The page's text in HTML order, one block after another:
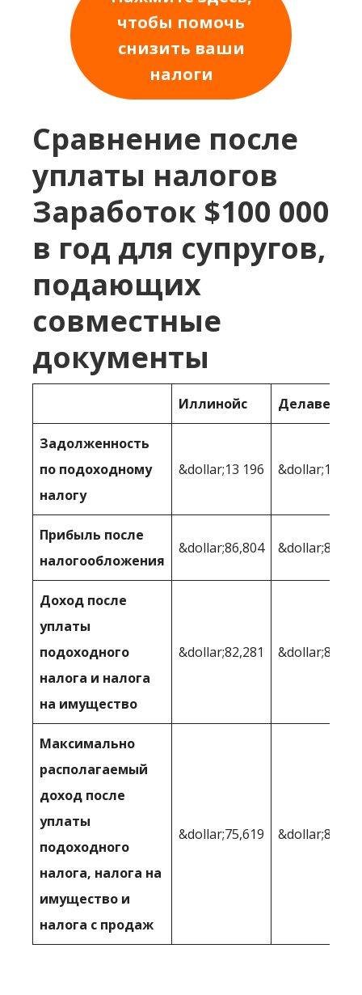
чтобы помочь
снизить ваши
налоги
Сравнение после
уплаты налогов
Заработок $100 000
в год для супругов,
подающих
совместные
документы
Иллинойс Делавер
Задолженность
по подоходному
налогу
&dollar;13 196 &dollar;13
Прибыль после
налогообложения
&dollar;86,804 &dollar;86
Доход после
уплаты
подоходного
налога и налога
на имущество
&dollar;82,281
Максимально
располагаемый
доход после
уплаты
подоходного
налога, налога на
имущество и
налога с продаж
&dollar;75,619